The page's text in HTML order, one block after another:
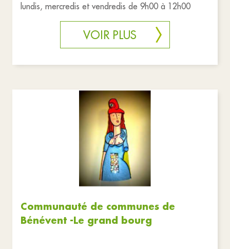
lundis, mercredis et vendredis de 9h00 à 12h00
VOIR PLUS
Communauté de communes de
Bénévent -Le grand bourg